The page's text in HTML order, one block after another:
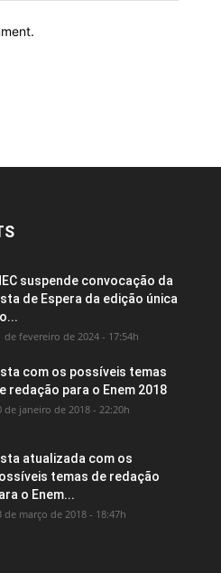
suspende convocação da
de Espera da edição única
de fevereiro de 2024 - 17:54h
com os possíveis temas
redação para o Enem 2018
de janeiro de 2018 - 22:20h
atualizada com os
temas de redação
o Enem...
de março de 2018 - 18:47h